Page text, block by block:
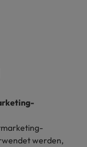
werden,